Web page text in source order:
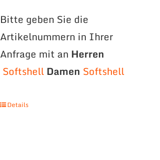
Bitte geben Sie die
Artikelnummern in Ihrer
Anfrage mit an Herren
Softshell Damen Softshell
Details